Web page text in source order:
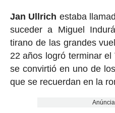
Jan Ullrich estaba
suceder a Miguel
tirano de las grandes
22 años logró terminar
se convirtió en uno de
que se recuerdan en la